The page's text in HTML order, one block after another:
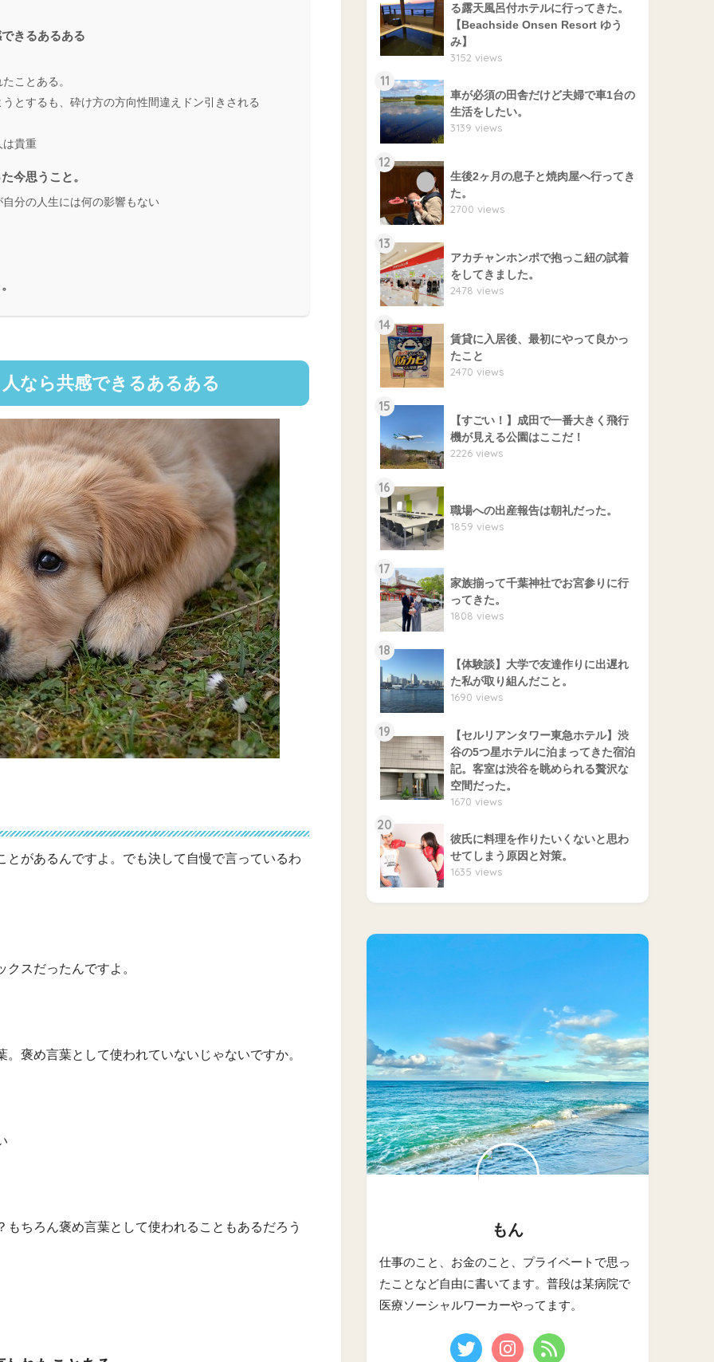
きるあるある
ことある。
とするも、砕け方の方向性間違えドン引きされる
は貴重
今思うこと。
分の人生には何の影響もない
なら共感できるあるある
があるんですよ。でも決して自慢で言っているわ
スだったんですよ。
褒め言葉として使われていないじゃないですか。
ちろん褒め言葉として使われることもあるだろう
る露天風呂付ホテルに行ってきた。
【Beachside Onsen Resort ゆう
み】
3152 views
11
車が必須の田舎だけど夫婦で車1台の
生活をしたい。
3139 views
12
生後2ヶ月の息子と焼肉屋へ行ってき
た。
2700 views
13
アカチャンホンポで抱っこ紐の試着
をしてきました。
2478 views
14
賃貸に入居後、最初にやって良かっ
たこと
2470 views
15
【すごい！】成田で一番大きく飛行
機が見える公園はここだ！
2226 views
16
職場への出産報告は朝礼だった。
1859 views
17
家族揃って千葉神社でお宮参りに行
ってきた。
1808 views
18
【体験談】大学で友達作りに出遅れ
た私が取り組んだこと。
1690 views
19
【セルリアンタワー東急ホテル】渋
谷の5つ星ホテルに泊まってきた宿泊
記。客室は渋谷を眺められる贅沢な
空間だった。
1670 views
20
彼氏に料理を作りたいくないと思わ
せてしまう原因と対策。
1635 views
もん
仕事のこと、お金のこと、プライベートで思っ
たことなど自由に書いてます。普段は某病院で
医療ソーシャルワーカーやってます。